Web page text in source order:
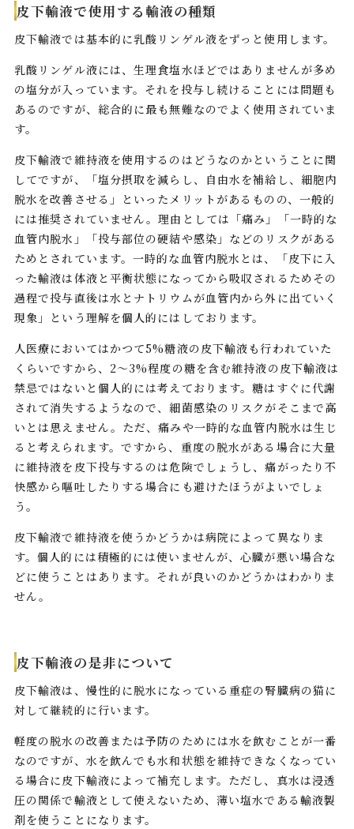
皮下輸液で使用する輸液の種類
皮下輸液では基本的に乳酸リンゲル液をずっと使用します。
乳酸リンゲル液には、生理食塩水ほどではありませんが多め
の塩分が入っています。それを投与し続けることには問題も
あるのですが、総合的に最も無難なのでよく使用されていま
す。
皮下輸液で維持液を使用するのはどうなのかということに関
してですが、「塩分摂取を減らし、自由水を補給し、細胞内
脱水を改善させる」といったメリットがあるものの、一般的
には推奨されていません。理由としては「痛み」「一時的な
血管内脱水」「投与部位の硬結や感染」などのリスクがある
ためとされています。一時的な血管内脱水とは、「皮下に入
った輸液は体液と平衡状態になってから吸収されるためその
過程で投与直後は水とナトリウムが血管内から外に出ていく
現象」という理解を個人的にはしております。
人医療においてはかつて5%糖液の皮下輸液も行われていた
くらいですから、2〜3%程度の糖を含む維持液の皮下輸液は
禁忌ではないと個人的には考えております。糖はすぐに代謝
されて消失するようなので、細菌感染のリスクがそこまで高
いとは思えません。ただ、痛みや一時的な血管内脱水は生じ
ると考えられます。ですから、重度の脱水がある場合に大量
に維持液を皮下投与するのは危険でしょうし、痛がったり不
快感から嘔吐したりする場合にも避けたほうがよいでしょ
う。
皮下輸液で維持液を使うかどうかは病院によって異なりま
す。個人的には積極的には使いませんが、心臓が悪い場合な
どに使うことはあります。それが良いのかどうかはわかりま
せん。
皮下輸液の是非について
皮下輸液は、慢性的に脱水になっている重症の腎臓病の猫に
対して継続的に行います。
軽度の脱水の改善または予防のためには水を飲むことが一番
なのですが、水を飲んでも水和状態を維持できなくなってい
る場合に皮下輸液によって補充します。ただし、真水は浸透
圧の関係で輸液として使えないため、薄い塩水である輸液製
剤を使うことになります。